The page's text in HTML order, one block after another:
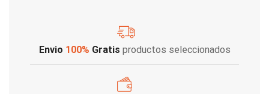
Envio 100% Gratis productos seleccionados